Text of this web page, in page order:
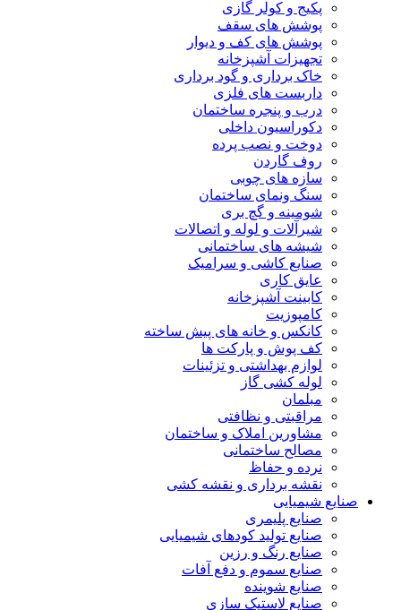
پکیج و کولر گازی
پوشش های سقف
پوشش های کف و دیوار
تجهیزات آشپزخانه
خاک برداری و گود برداری
داربست های فلزی
درب و پنجره ساختمان
دکوراسیون داخلی
دوخت و نصب پرده
روف گاردن
سازه های چوبی
سنگ ونمای ساختمان
شومینه و گچ بری
شیرآلات و لوله و اتصالات
شیشه های ساختمانی
صنایع کاشی و سرامیک
عایق کاری
کابینت آشپزخانه
کامپوزیت
کانکس و خانه های پیش ساخته
کف پوش و پارکت ها
لوازم بهداشتی و تزئینات
لوله کشی گاز
مبلمان
مراقبتی و نظافتی
مشاورین املاک و ساختمان
مصالح ساختمانی
نرده و حفاظ
نقشه برداری و نقشه کشی
صنایع شیمیایی
صنایع پلیمری
صنایع تولید کودهای شیمیایی
صنایع رنگ و رزین
صنایع سموم و دفع آفات
صنایع شوینده
صنایع لاستیک سازی